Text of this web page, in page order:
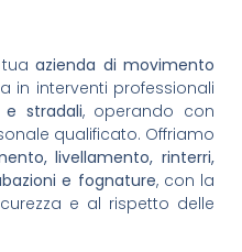
azienda di movimento
in interventi professionali
e stradali, operando con
qualificato. Offriamo
livellamento, rinterri,
e fognature, con la
e al rispetto delle